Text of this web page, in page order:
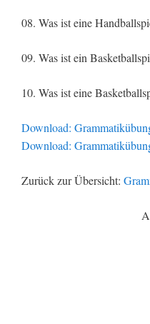
08. Was ist eine
09. Was ist ein
10. Was ist eine
Download:
Download:
Zurück zur Übersicht: